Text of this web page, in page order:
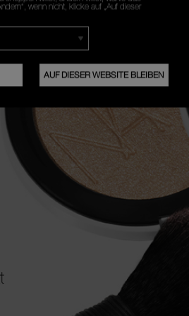
wenn nicht, klicke auf „Auf dieser
AUF DIESER WEBSITE BLEIBEN